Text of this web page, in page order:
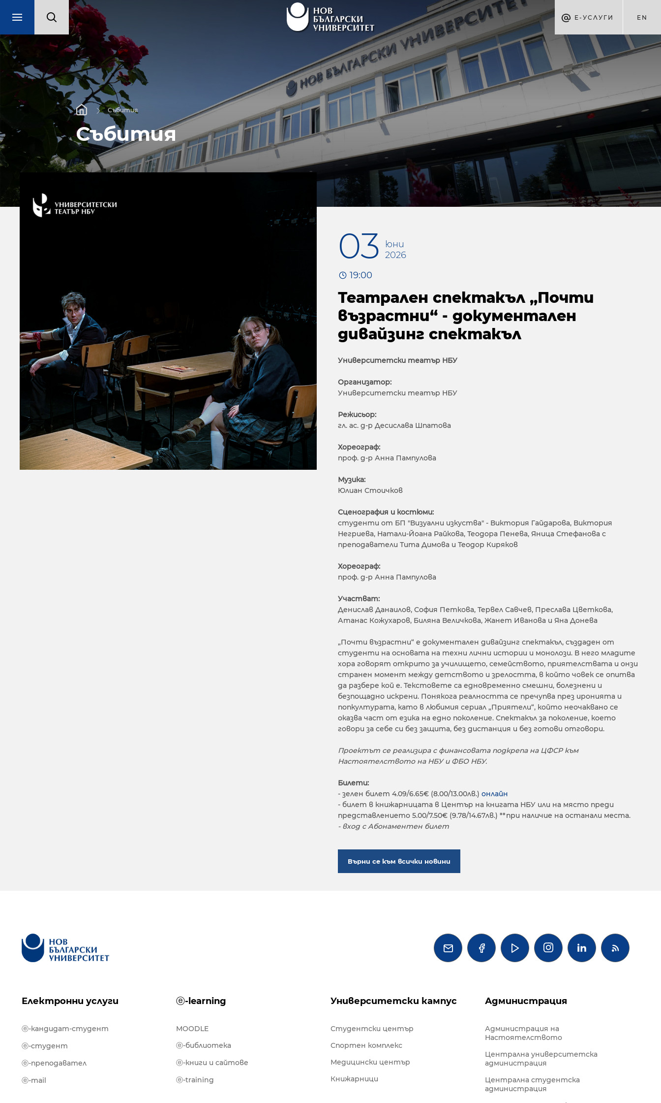
Е-УСЛУГИ EN
Събития
Събития
03
юни
2026
19:00
Театрален спектакъл „Почти
възрастни“ - документален
дивайзинг спектакъл
Университетски театър НБУ
Организатор:
Университетски театър НБУ
Режисьор:
гл. ас. д-р Десислава Шпатова
Хореограф:
проф. д-р Анна Пампулова
Музика:
Юлиан Стоичков
Сценография и костюми:
студенти от БП "Визуални изкуства" - Виктория Гайдарова, Виктория
Негриева, Натали-Йоана Райкова, Теодора Пенева, Яница Стефанова с
преподаватели Тита Димова и Теодор Киряков
Хореограф:
проф. д-р Анна Пампулова
Участват:
Денислав Данаилов, София Петкова, Тервел Савчев, Преслава Цветкова,
Атанас Кожухаров, Биляна Величкова, Жанет Иванова и Яна Донева
„Почти възрастни“ е документален дивайзинг спектакъл, създаден от
студенти на основата на техни лични истории и монолози. В него младите
хора говорят открито за училището, семейството, приятелствата и онзи
странен момент между детството и зрелостта, в който човек се опитва
да разбере кой е. Текстовете са едновременно смешни, болезнени и
безпощадно искрени. Понякога реалността се пречупва през иронията и
попкултурата, като в любимия сериал „Приятели“, който неочаквано се
оказва част от езика на едно поколение. Спектакъл за поколение, което
говори за себе си без защита, без дистанция и без готови отговори.
Проектът се реализира с финансовата подкрепа на ЦФСР към
Настоятелството на НБУ и ФБО НБУ.
Билети:
- зелен билет 4.09/6.65€ (8.00/13.00лв.) онлайн
- билет в книжарницата в Център на книгата НБУ или на място преди
представлението 5.00/7.50€ (9.78/14.67лв.) **при наличие на останали места.
- вход с Абонаментен билет
Върни се към всички новини
   
Електронни услуги ⓔ-learning Университетски кампус Администрация
ⓔ-кандидат-студент
ⓔ-студент
ⓔ-преподавател
ⓔ-mail
MOODLE
ⓔ-библиотека
ⓔ-книги и сайтове
ⓔ-training
Студентски център
Спортен комплекс
Медицински център
Книжарници
Администрация на
Настоятелството
Централна университетска
администрация
Централна студентска
администрация